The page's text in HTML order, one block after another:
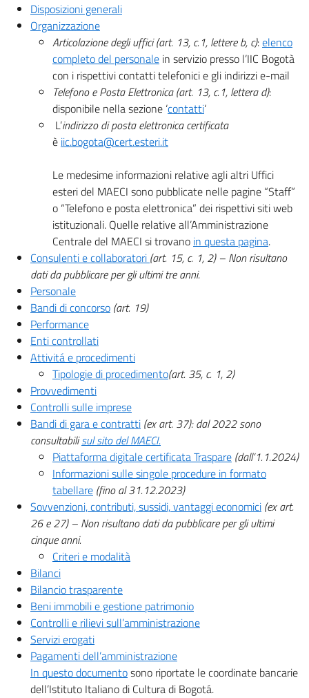
Disposizioni generali
Organizzazione
Articolazione degli uffici (art. 13, c.1, lettere b, c):elenco
completo del personale in servizio presso l’IIC Bogotà
con i rispettivi contatti telefonici e gli indirizzi e-mail
Telefono e Posta Elettronica (art. 13, c.1, lettera d):
disponibile nella sezione ‘contatti‘
L’indirizzo di posta elettronica certificata
è iic.bogota@cert.esteri.it
Le medesime informazioni relative agli altri Uffici
esteri del MAECI sono pubblicate nelle pagine “Staff”
o “Telefono e posta elettronica” dei rispettivi siti web
istituzionali. Quelle relative all’Amministrazione
Centrale del MAECI si trovano in questa pagina.
Consulenti e collaboratori (art. 15, c. 1, 2) – Non risultano
dati da pubblicare per gli ultimi tre anni.
Personale
Bandi di concorso (art. 19)
Performance
Enti controllati
Attivitá e procedimenti
Tipologie di procedimento(art. 35, c. 1, 2)
Provvedimenti
Controlli sulle imprese
Bandi di gara e contratti (ex art. 37): dal 2022 sono
consultabilisul sito del MAECI.
Piattaforma digitale certificata Traspare (dall’1.1.2024)
Informazioni sulle singole procedure in formato
tabellare (fino al 31.12.2023)
Sovvenzioni, contributi, sussidi, vantaggi economici (ex art.
26 e 27) – Non risultano dati da pubblicare per gli ultimi
cinque anni.
Criteri e modalità
Bilanci
Bilancio trasparente
Beni immobili e gestione patrimonio
Controlli e rilievi sull’amministrazione
Servizi erogati
Pagamenti dell’amministrazione
In questo documentosono riportate le coordinate bancarie
dell’Istituto Italiano di Cultura di Bogotá.